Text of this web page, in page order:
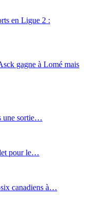
en Ligue 2 :
gagne à Lomé mais
une sortie…
pour le…
canadiens à…